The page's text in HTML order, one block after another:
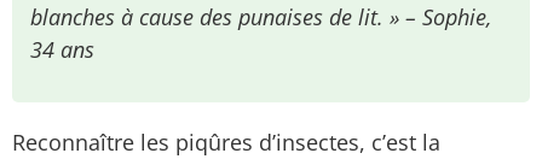
blanches à cause des punaises de lit. » – Sophie,
34 ans
Reconnaître les piqûres d’insectes, c’est la